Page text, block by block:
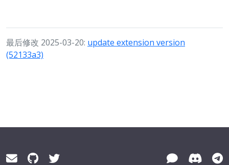
最后修改 2025-03-20: update extension version
(52133a3)